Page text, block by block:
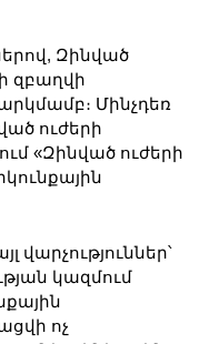
Զինված
զբաղվի
Մինչդեռ
ուժերի
«Զինված ուժերի
վարչություններ՝
կազմում
ոչ